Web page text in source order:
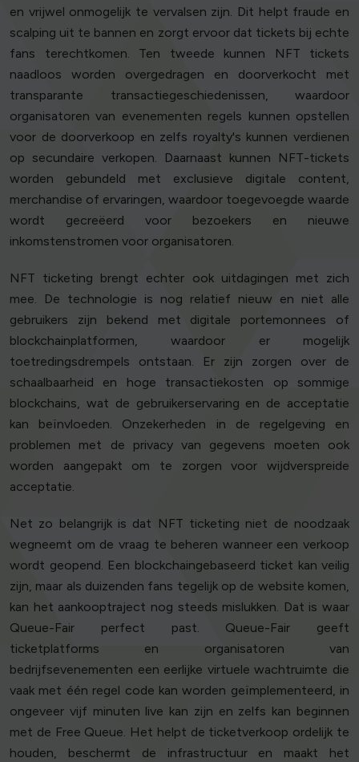
en vrijwel onmogelijk te vervalsen zijn. Dit helpt fraude en
scalping uit te bannen en zorgt ervoor dat tickets bij echte
fans terechtkomen. Ten tweede kunnen NFT tickets
naadloos worden overgedragen en doorverkocht met
transparante transactiegeschiedenissen, waardoor
organisatoren van evenementen regels kunnen opstellen
voor de doorverkoop en zelfs royalty's kunnen verdienen
op secundaire verkopen. Daarnaast kunnen NFT-tickets
worden gebundeld met exclusieve digitale content,
merchandise of ervaringen, waardoor toegevoegde waarde
wordt gecreëerd voor bezoekers en nieuwe
inkomstenstromen voor organisatoren.
NFT ticketing brengt echter ook uitdagingen met zich
mee. De technologie is nog relatief nieuw en niet alle
gebruikers zijn bekend met digitale portemonnees of
blockchainplatformen, waardoor er mogelijk
toetredingsdrempels ontstaan. Er zijn zorgen over de
schaalbaarheid en hoge transactiekosten op sommige
blockchains, wat de gebruikerservaring en de acceptatie
kan beïnvloeden. Onzekerheden in de regelgeving en
problemen met de privacy van gegevens moeten ook
worden aangepakt om te zorgen voor wijdverspreide
acceptatie.
Net zo belangrijk is dat NFT ticketing niet de noodzaak
wegneemt om de vraag te beheren wanneer een verkoop
wordt geopend. Een blockchaingebaseerd ticket kan veilig
zijn, maar als duizenden fans tegelijk op de website komen,
kan het aankooptraject nog steeds mislukken. Dat is waar
Queue-Fair perfect past. Queue-Fair geeft
ticketplatforms en organisatoren van
bedrijfsevenementen een eerlijke virtuele wachtruimte die
vaak met één regel code kan worden geïmplementeerd, in
ongeveer vijf minuten live kan zijn en zelfs kan beginnen
met de Free Queue. Het helpt de ticketverkoop ordelijk te
houden, beschermt de infrastructuur en maakt het